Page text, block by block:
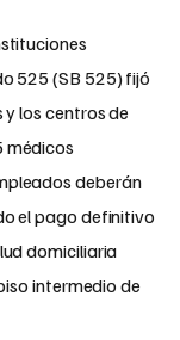
525 (SB 525) fijó
los centros de
médicos
deberán
el pago definitivo
domiciliaria
intermedio de